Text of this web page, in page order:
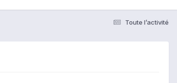
Toute l’activité